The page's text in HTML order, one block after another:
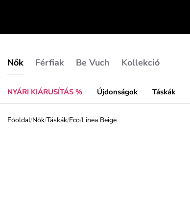
Nők
NYÁRI KIÁRUSÍTÁS % Újdonságok Táskák
Férfiak Be Vuch Kollekció
Főoldal/Nők/Táskák/Eco/Linea Beige